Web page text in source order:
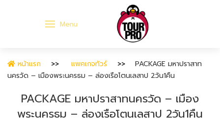
Menu
หน้าแรก แพคเกจทัวร์
PACKAGE มหาปราสาท
นครวัด – เมืองพระนครธม – ล่องเรือโตนเลสาป 2วัน1คืน
PACKAGE มหาปราสาทนครวัด – เมือง
พระนครธม – ล่องเรือโตนเลสาป 2วัน1คืน